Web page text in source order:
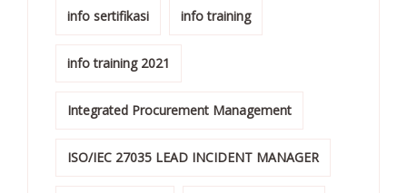
info sertifikasi info training
info training 2021
Integrated Procurement Management
ISO/IEC 27035 LEAD INCIDENT MANAGER